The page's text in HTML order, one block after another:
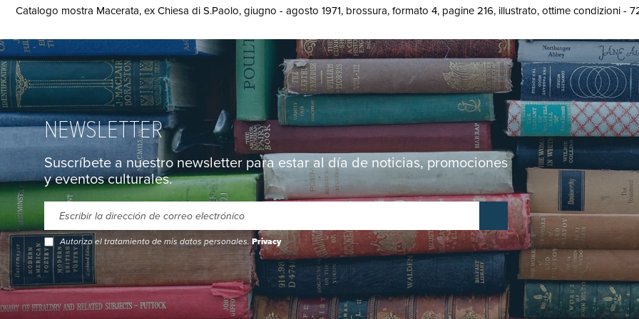
Catalogo mostra Macerata, ex Chiesa di S.Paolo, giugno - agosto 1971, brossura, formato 4, pagine 216, illustrato, ottime condizioni -
NEWSLETTER
Suscríbete a nuestro newsletter para estar al día de noticias, promociones
y eventos culturales.
Autorizo el tratamiento de mis datos personales. Privacy